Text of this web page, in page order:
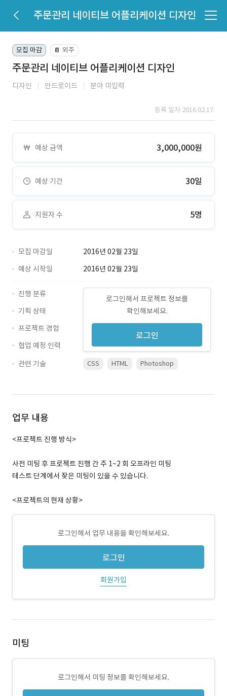
주문관리 네이티브 어플리케이션 디자인
모집 마감 📔 외주
주문관리 네이티브 어플리케이션 디자인
디자인 안드로이드 분야 미입력
등록 일자 2016.02.17.
예상 금액 3,000,000원
예상 기간 30일
지원자 수 5명
모집 마감일
2016년 02월 23일
예상 시작일
2016년 02월 23일
로그인해서 프로젝트 정보를
확인해보세요.
로그인
진행 분류
기획 상태
프로젝트 경험
협업 예정 인력
관련 기술
CSS HTML Photoshop
업무 내용
<프로젝트 진행 방식>
사전 미팅 후 프로젝트 진행 간 주 1~2 회 오프라인 미팅
테스트 단계에서 잦은 미팅이 있을 수 있습니다.
<프로젝트의 현재 상황>
로그인해서 업무 내용을 확인해보세요.
로그인
회원가입
미팅
로그인해서 미팅 정보를 확인해보세요.